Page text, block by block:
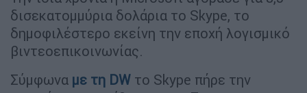
δισεκατομμύρια δολάρια το Skype, το
δημοφιλέστερο εκείνη την εποχή λογισμικό
βιντεοεπικοινωνίας.
Σύμφωνα με τη DW το Skype πήρε την